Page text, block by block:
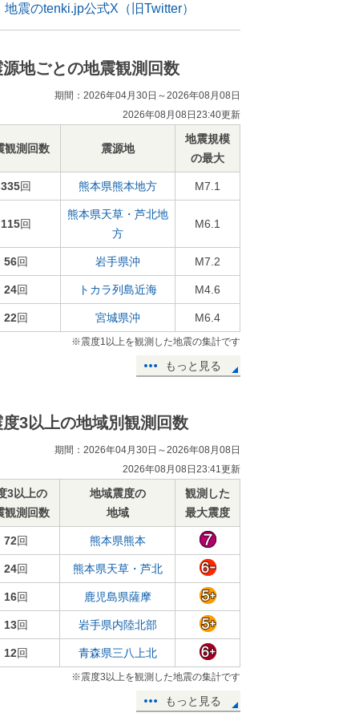
地震のtenki.jp公式X（旧Twitter）
源地ごとの地震観測回数
期間：2026年04月30日～2026年08月08日
2026年08月08日23:40更新
観測回数 震源地
地震規模
の最大
335回 熊本県熊本地方 M7.1
115回
熊本県天草・芦北地
方
M6.1
56回 岩手県沖 M7.2
24回 トカラ列島近海 M4.6
22回 宮城県沖 M6.4
※震度1以上を観測した地震の集計です
もっと見る
度3以上の地域別観測回数
期間：2026年04月30日～2026年08月08日
2026年08月08日23:41更新
3以上の
観測回数
地域震度の
地域
観測した
最大震度
72回 熊本県熊本
24回 熊本県天草・芦北
16回 鹿児島県薩摩
13回 岩手県内陸北部
12回 青森県三八上北
※震度3以上を観測した地震の集計です
もっと見る